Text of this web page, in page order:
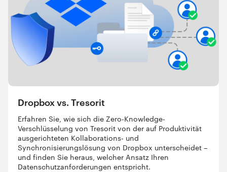
Dropbox vs. Tresorit
Erfahren Sie, wie sich die Zero-Knowledge-
Verschlüsselung von Tresorit von der auf Produktivität
ausgerichteten Kollaborations- und
Synchronisierungslösung von Dropbox unterscheidet –
und finden Sie heraus, welcher Ansatz Ihren
Datenschutzanforderungen entspricht.